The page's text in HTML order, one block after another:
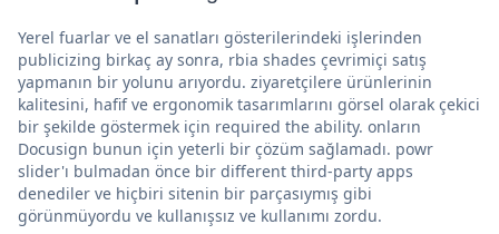
Yerel fuarlar ve el sanatları gösterilerindeki işlerinden
publicizing birkaç ay sonra, rbia shades çevrimiçi satış
yapmanın bir yolunu arıyordu. ziyaretçilere ürünlerinin
kalitesini, hafif ve ergonomik tasarımlarını görsel olarak çekici
bir şekilde göstermek için required the ability. onların
Docusign bunun için yeterli bir çözüm sağlamadı. powr
slider'ı bulmadan önce bir different third-party apps
denediler ve hiçbiri sitenin bir parçasıymış gibi
görünmüyordu ve kullanışsız ve kullanımı zordu.